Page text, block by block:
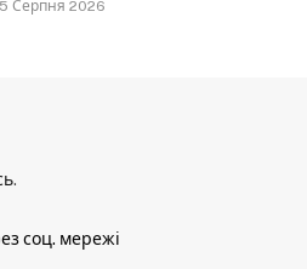
5 Серпня 2026
.
соц. мережі